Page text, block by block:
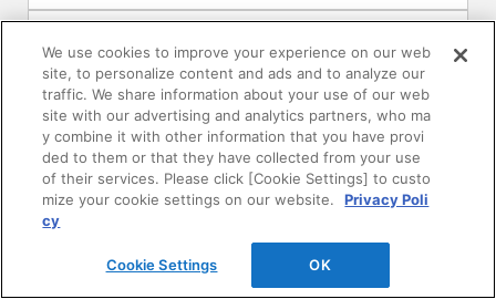
24時間換気システム〈エアスマート〉
簡易設計見積ソフト
R&Dセンター環境測定・分析サービス
商品マスター申し込み
We use cookies to improve your experience on our web
site, to personalize content and ads and to analyze our
traffic. We share information about your use of our web
site with our advertising and analytics partners, who ma
y combine it with other information that you have provi
ded to them or that they have collected from your use
of their services. Please click [Cookie Settings] to custo
mize your cookie settings on our website.
Privacy Poli
cy
Cookie Settings OK